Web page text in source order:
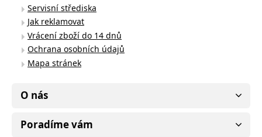
Servisní střediska
Jak reklamovat
Vrácení zboží do 14 dnů
Ochrana osobních údajů
Mapa stránek
O nás
Poradíme vám